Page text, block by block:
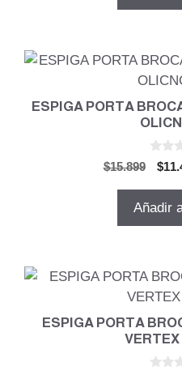
ESPIGA PORTA
$15.899
El
$
Añadir
ESPIGA PORTA